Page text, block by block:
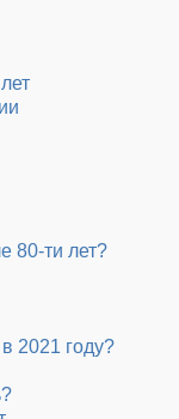
80-ти лет?
2021 году?